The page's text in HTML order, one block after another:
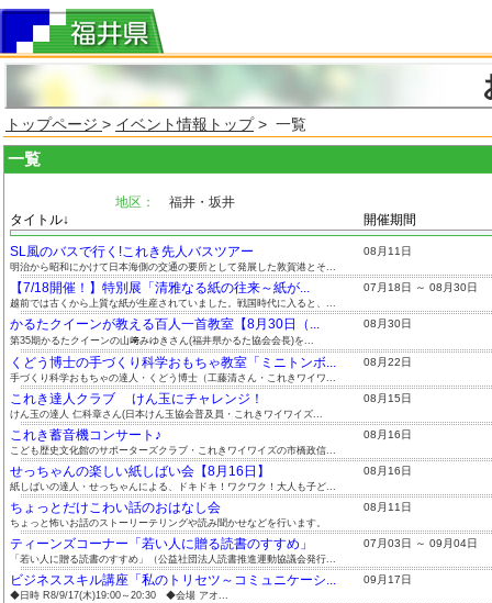
トップページ > イベント情報トップ> 一覧
一覧
地区：
福井・坂井
タイトル↓
開催期間
SL風のバスで行く!これき先人バスツアー 08月11日
明治から昭和にかけて日本海側の交通の要所として発展した敦賀港とそ...
【7/18開催！】特別展「清雅なる紙の往来～紙が... 07月18日 ～ 08月30日
越前では古くから上質な紙が生産されていました。戦国時代に入ると、...
かるたクイーンが教える百人一首教室【8月30日（... 08月30日
第35期かるたクイーンの山﨑みゆきさん(福井県かるた協会会長)を...
くどう博士の手づくり科学おもちゃ教室「ミニトンボ... 08月22日
手づくり科学おもちゃの達人・くどう博士（工藤清さん・これきワイワ...
これき達人クラブ けん玉にチャレンジ！ 08月15日
けん玉の達人 仁科章さん(日本けん玉協会普及員・これきワイワイズ...
これき蓄音機コンサート♪ 08月16日
こども歴史文化館のサポーターズクラブ・これきワイワイズの市橋政信...
せっちゃんの楽しい紙しばい会【8月16日】 08月16日
紙しばいの達人・せっちゃんによる、ドキドキ！ワクワク！大人も子ど...
ちょっとだけこわい話のおはなし会 08月11日
ちょっと怖いお話のストーリーテリングや読み聞かせなどを行います。
ティーンズコーナー「若い人に贈る読書のすすめ」 07月03日 ～ 09月04日
「若い人に贈る読書のすすめ」（公益社団法人読書推進運動協議会発行...
ビジネススキル講座「私のトリセツ～コミュニケーシ... 09月17日
◆日時 R8/9/17(木)19:00～20:30 ◆会場 アオ...